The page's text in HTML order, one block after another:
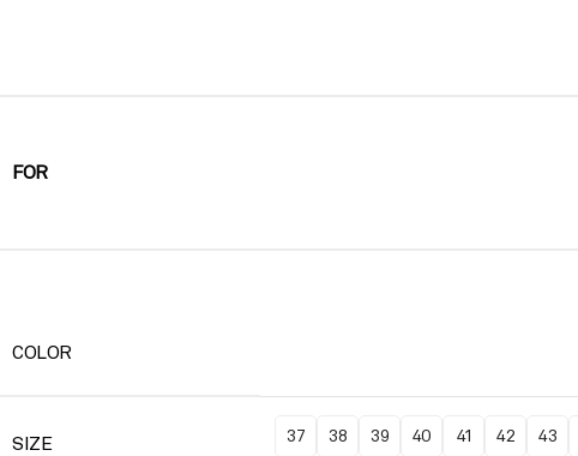
FOR
COLOR
SIZE 37 38 39 40 41 42 43